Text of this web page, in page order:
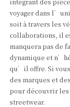
voyager dans
soit à travers les
collaborations, il
manquera pas de
dynamique et
qu’il offre. Si
des marques et
pour découvrir
streetwear.